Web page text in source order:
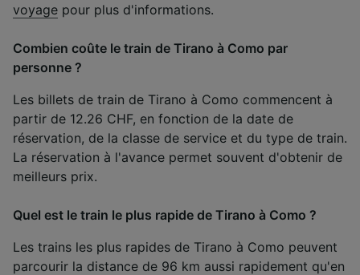
voyage pour plus d'informations.
Combien coûte le train de Tirano à Como par
personne ?
Les billets de train de Tirano à Como commencent à
partir de 12.26 CHF, en fonction de la date de
réservation, de la classe de service et du type de train.
La réservation à l'avance permet souvent d'obtenir de
meilleurs prix.
Quel est le train le plus rapide de Tirano à Como ?
Les trains les plus rapides de Tirano à Como peuvent
parcourir la distance de 96 km aussi rapidement qu'en